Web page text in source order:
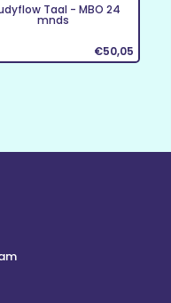
Taal - MBO 24
mnds
€50,05